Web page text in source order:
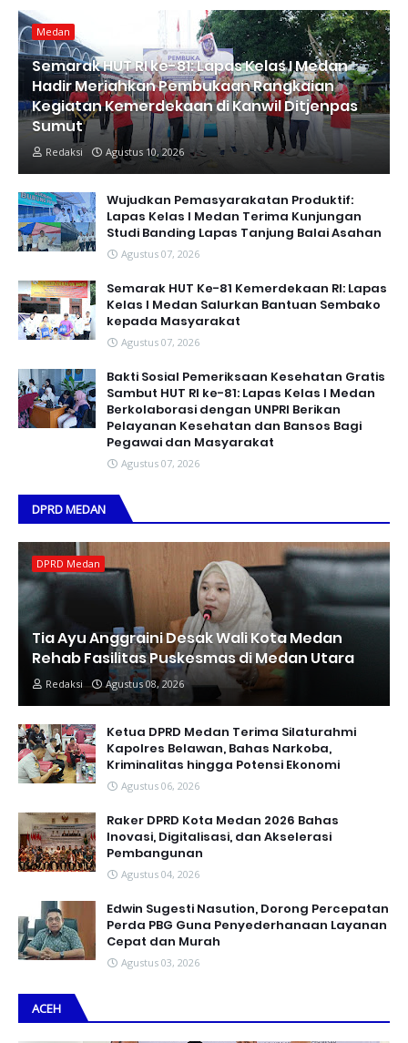
Medan
Semarak HUT RI ke-81: Lapas Kelas I Medan
Hadir Meriahkan Pembukaan Rangkaian
Kegiatan Kemerdekaan di Kanwil Ditjenpas
Sumut
Redaksi Agustus 10, 2026
Wujudkan Pemasyarakatan Produktif:
Lapas Kelas I Medan Terima Kunjungan
Studi Banding Lapas Tanjung Balai Asahan
Agustus 07, 2026
Semarak HUT Ke-81 Kemerdekaan RI: Lapas
Kelas I Medan Salurkan Bantuan Sembako
kepada Masyarakat
Agustus 07, 2026
Bakti Sosial Pemeriksaan Kesehatan Gratis
Sambut HUT RI ke-81: Lapas Kelas I Medan
Berkolaborasi dengan UNPRI Berikan
Pelayanan Kesehatan dan Bansos Bagi
Pegawai dan Masyarakat
Agustus 07, 2026
DPRD MEDAN
DPRD Medan
Tia Ayu Anggraini Desak Wali Kota Medan
Rehab Fasilitas Puskesmas di Medan Utara
Redaksi Agustus 08, 2026
Ketua DPRD Medan Terima Silaturahmi
Kapolres Belawan, Bahas Narkoba,
Kriminalitas hingga Potensi Ekonomi
Agustus 06, 2026
Raker DPRD Kota Medan 2026 Bahas
Inovasi, Digitalisasi, dan Akselerasi
Pembangunan
Agustus 04, 2026
Edwin Sugesti Nasution, Dorong Percepatan
Perda PBG Guna Penyederhanaan Layanan
Cepat dan Murah
Agustus 03, 2026
ACEH